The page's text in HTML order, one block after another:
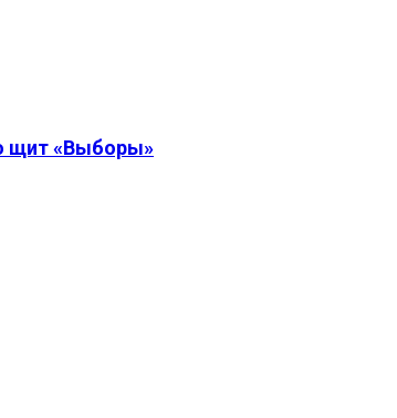
щит «Выборы»